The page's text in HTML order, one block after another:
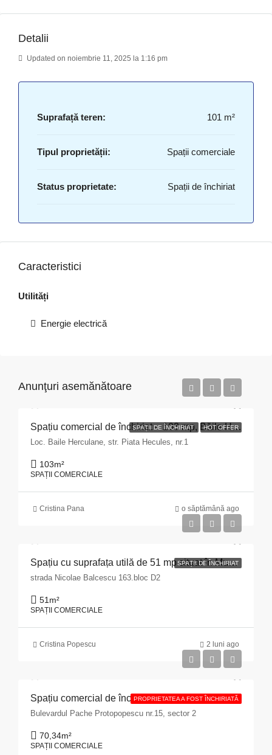
Detalii
Updated on noiembrie 11, 2025 la 1:16 pm
Suprafață teren: 101 m²
Tipul proprietății: Spații comerciale
Status proprietate: Spații de închiriat
Caracteristici
Utilități
Energie electrică
Anunţuri asemănătoare
SPAȚII DE ÎNCHIRIAT HOT OFFER
Spațiu comercial de închiriat – 103 mp, Băile Herculane
Loc. Baile Herculane, str. Piata Hecules, nr.1
103m²
SPAȚII COMERCIALE
Cristina Pana o săptămână ago
SPAȚII DE ÎNCHIRIAT
Spațiu cu suprafața utilă de 51 mp situat în Municipiul Pitești, str. Nicolae Bălcescu nr. 163, bloc D2, județul Argeș
strada Nicolae Balcescu 163.bloc D2
51 m²
SPAȚII COMERCIALE
Cristina Popescu 2 luni ago
PROPRIETATEA A FOST ÎNCHIRIATĂ
Spațiu comercial de închiriat cu suprafața de 70,34 mp situat în Municipiul București, Bulevardul Pache Protopopescu, nr. 15, sector 2
Bulevardul Pache Protopopescu nr.15, sector 2
70,34m²
SPAȚII COMERCIALE